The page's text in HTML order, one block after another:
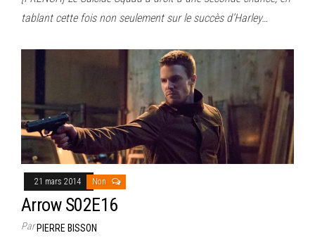
tablant cette fois non seulement sur le succès d’Harley…
21 mars 2014 Non
Arrow S02E16
ParPIERRE BISSON